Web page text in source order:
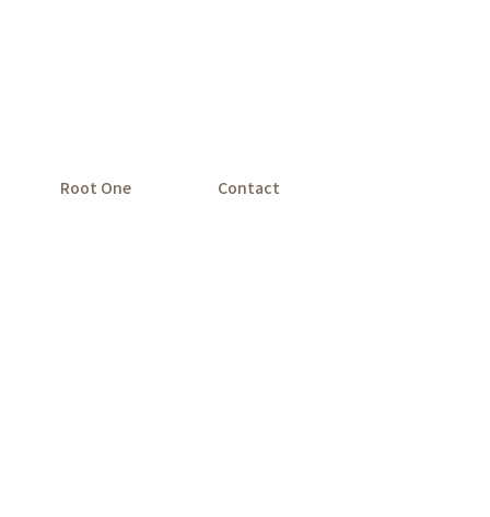
Root One Contact